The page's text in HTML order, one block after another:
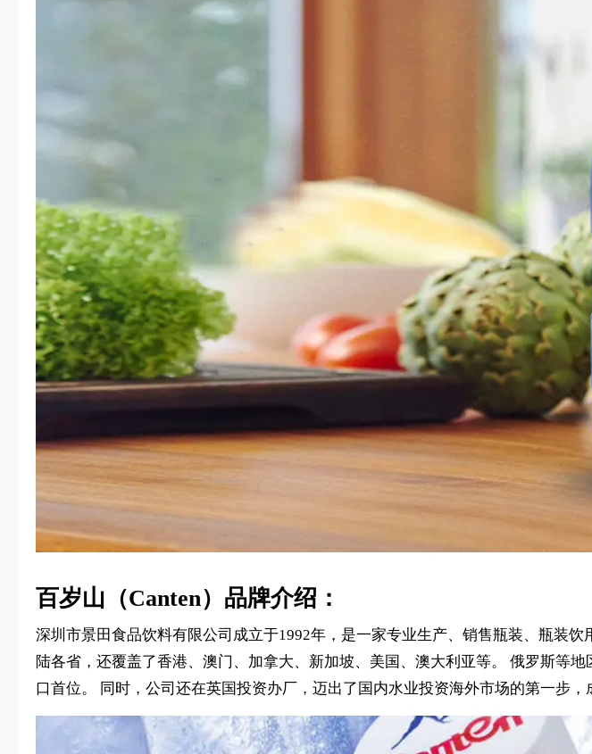
百岁山（Canten）品牌介绍：
深圳市景田食品饮料有限公司成立于1992年，是一家专业生产、销售瓶装、瓶装
陆各省，还覆盖了香港、澳门、加拿大、新加坡、美国、澳大利亚等。 俄罗斯等
口首位。 同时，公司还在英国投资办厂，迈出了国内水业投资海外市场的第一步，